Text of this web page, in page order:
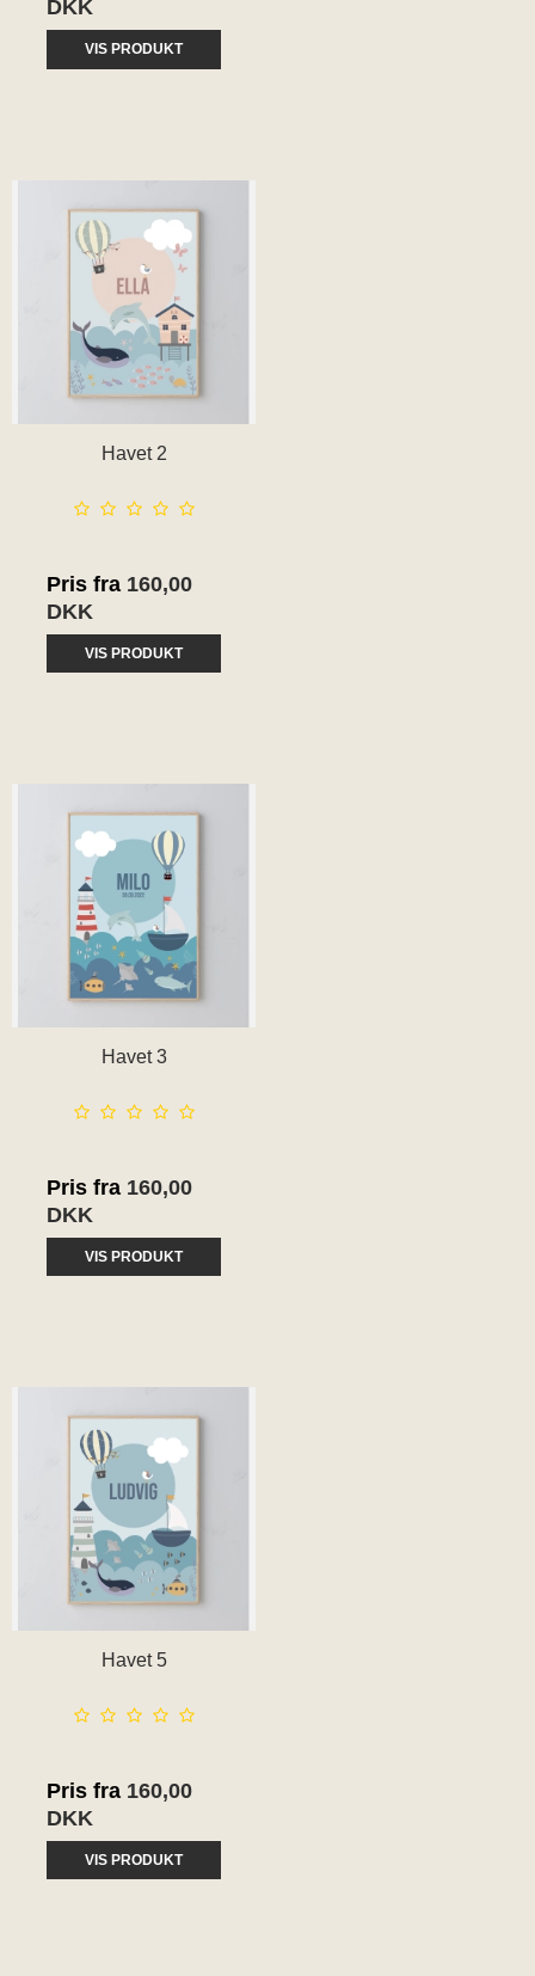
DKK
VIS PRODUKT
Havet 2
Pris fra 160,00
DKK
VIS PRODUKT
Havet 3
Pris fra 160,00
DKK
VIS PRODUKT
Havet 5
Pris fra 160,00
DKK
VIS PRODUKT